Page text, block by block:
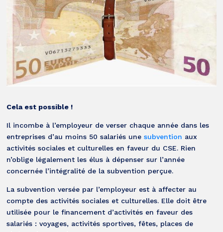
Cela est possible !
Il incombe à l’employeur de verser chaque année dans les
entreprises d’au moins 50 salariés unesubvention aux
activités sociales et culturelles en faveur du CSE. Rien
n’oblige légalement les élus à dépenser sur l’année
concernée l’intégralité de la subvention perçue.
La subvention versée par l’employeur est à affecter au
compte des activités sociales et culturelles. Elle doit être
utilisée pour le financement d’activités en faveur des
salariés : voyages, activités sportives, fêtes, places de